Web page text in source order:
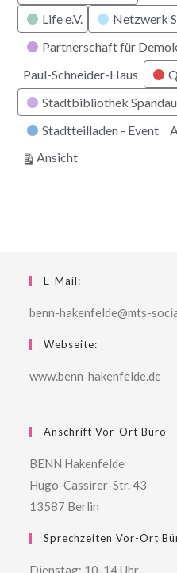
Life e.V.
Netzwerk
Partnerschaft für
Paul-Schneider-Haus
Stadtbibliothek Spandau
Stadtteilladen - Event
Ansichtausdrucken
E-Mail:
benn-hakenfelde@mts-
Webseite:
www.benn-hakenfelde.de
Anschrift Vor-Ort Büro
BENN Hakenfelde
Hugo-Cassirer-Str. 43
13587 Berlin
Sprechzeiten Vor-Ort
Dienstag: 10-14 Uhr